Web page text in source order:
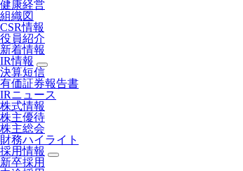
健康経営
組織図
CSR情報
役員紹介
新着情報
IR情報
決算短信
有価証券報告書
IRニュース
株式情報
株主優待
株主総会
財務ハイライト
採用情報
新卒採用